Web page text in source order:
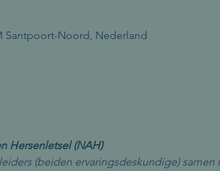
Santpoort-Noord, Nederland
Hersenletsel (NAH)
(beiden ervaringsdeskundige) samen